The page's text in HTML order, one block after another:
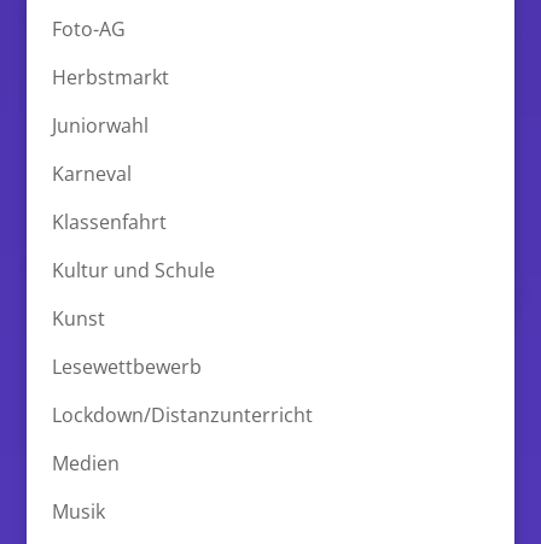
Foto-AG
Herbstmarkt
Juniorwahl
Karneval
Klassenfahrt
Kultur und Schule
Kunst
Lesewettbewerb
Lockdown/Distanzunterricht
Medien
Musik